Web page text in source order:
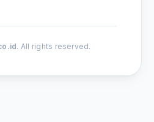
. All rights reserved.